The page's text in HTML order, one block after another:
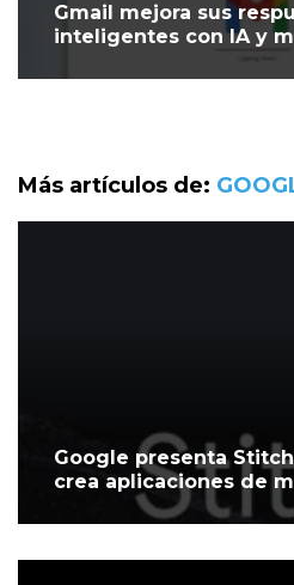
Gmail mejora sus
inteligentes con IA y
Más artículos de:
Google presenta
crea aplicaciones de